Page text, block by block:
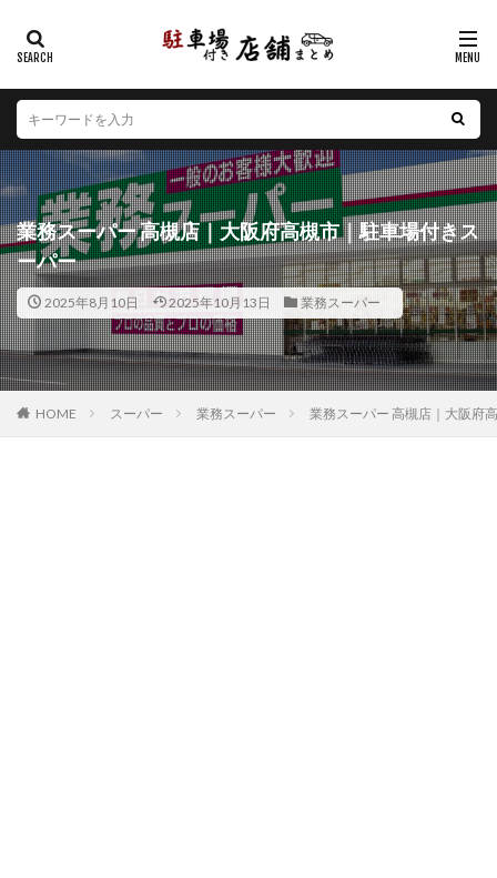
業務スーパー 高槻店｜大阪府高槻市｜駐車場付きス
ーパー
2025年8月10日 2025年10月13日 業務スーパー
HOME スーパー 業務スーパー 業務スーパー 高槻店｜大阪府
カテゴリー
エリア
北海道 青森県 岩手県 宮城県
秋田県
山形県
福島県 茨城県 栃木県
群馬県
埼玉県
千葉県 東京都 神奈川県
新潟県
山梨県
長野県 富山県 石川県
福井県
岐阜県
静岡県 愛知県 三重県
滋賀県
京都府
大阪府 兵庫県 奈良県
和歌山県
鳥取県
島根県 岡山県 広島県
山口県
徳島県
香川県 愛媛県 高知県
福岡県
佐賀県
長崎県 熊本県 大分県
宮崎県